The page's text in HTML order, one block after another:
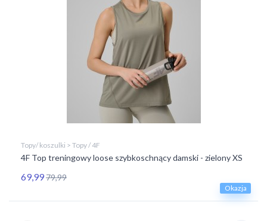
Okazja
Topy/ koszulki > Topy / 4F
4F Top treningowy loose szybkoschnący damski - zielony XS
69,9979,99